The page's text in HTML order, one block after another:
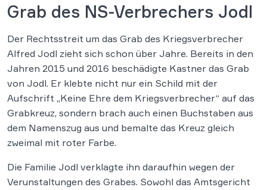
Grab des NS-Verbrechers Jodl
Der Rechtsstreit um das Grab des Kriegsverbrecher
Alfred Jodl zieht sich schon über Jahre. Bereits in den
Jahren 2015 und 2016 beschädigte Kastner das Grab
von Jodl. Er klebte nicht nur ein Schild mit der
Aufschrift „Keine Ehre dem Kriegsverbrecher“ auf das
Grabkreuz, sondern brach auch einen Buchstaben aus
dem Namenszug aus und bemalte das Kreuz gleich
zweimal mit roter Farbe.
Die Familie Jodl verklagte ihn daraufhin wegen der
Verunstaltungen des Grabes. Sowohl das Amtsgericht